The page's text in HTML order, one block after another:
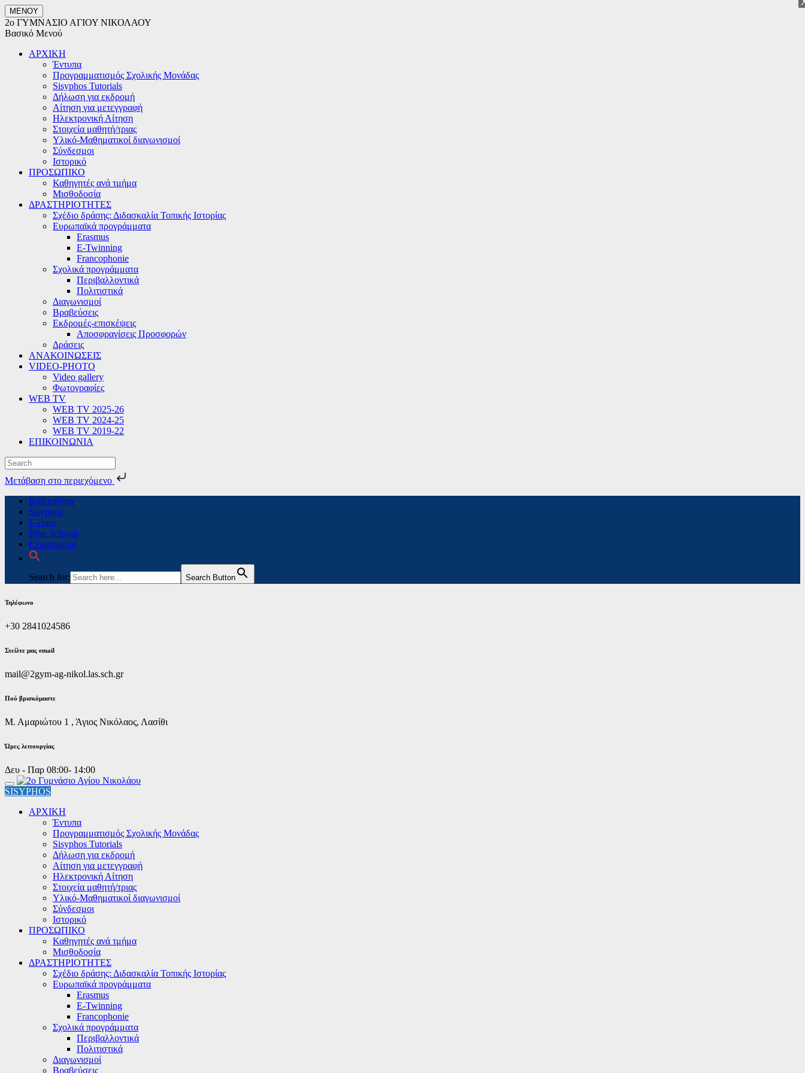
ΜΕΝΟΥ
2ο ΓΥΜΝΑΣΙΟ ΑΓΙΟΥ ΝΙΚΟΛΑΟΥ
Βασικό Μενού
ΑΡΧΙΚΗ
Έντυπα
Προγραμματισμός Σχολικής Μονάδας
Sisyphos Tutorials
Δήλωση για εκδρομή
Αίτηση για μετεγγραφή
Ηλεκτρονική Αίτηση
Στοιχεία μαθητή/τριας
Υλικό-Μαθηματικοί διαγωνισμοί
Σύνδεσμοι
Ιστορικό
ΠΡΟΣΩΠΙΚΟ
Καθηγητές ανά τμήμα
Μισθοδοσία
ΔΡΑΣΤΗΡΙΟΤΗΤΕΣ
Σχέδιο δράσης: Διδασκαλία Τοπικής Ιστορίας
Ευρωπαϊκά προγράμματα
Erasmus
E-Twinning
Francophonie
Σχολικά προγράμματα
Περιβαλλοντικά
Πολιτιστικά
Διαγωνισμοί
Βραβεύσεις
Εκδρομές-επισκέψεις
Αποσφραγίσεις Προσφορών
Δράσεις
ΑΝΑΚΟΙΝΩΣΕΙΣ
VIDEO-PHOTO
Video gallery
Φωτογραφίες
WEB TV
WEB TV 2025-26
WEB TV 2024-25
WEB TV 2019-22
ΕΠΙΚΟΙΝΩΝΙΑ
Μετάβαση στο περιεχόμενο
Skip
content
Βιβλιοθήκη
Sisyphos
E-class
Blue Schools
Επικοινωνία
Search for: Search Button
Τηλέφωνο
+30 2841024586
Στείλτε μας email
mail@2gym-ag-nikol.las.sch.gr
Πoύ βρισκόμαστε
Μ. Αμαριώτου 1 , Άγιος Νικόλαος, Λασίθι
Ώρες λειτουργίας
Δευ - Παρ 08:00- 14:00
SISYPHOS
ΑΡΧΙΚΗ
Έντυπα
Προγραμματισμός Σχολικής Μονάδας
Sisyphos Tutorials
Δήλωση για εκδρομή
Αίτηση για μετεγγραφή
Ηλεκτρονική Αίτηση
Στοιχεία μαθητή/τριας
Υλικό-Μαθηματικοί διαγωνισμοί
Σύνδεσμοι
Ιστορικό
ΠΡΟΣΩΠΙΚΟ
Καθηγητές ανά τμήμα
Μισθοδοσία
ΔΡΑΣΤΗΡΙΟΤΗΤΕΣ
Σχέδιο δράσης: Διδασκαλία Τοπικής Ιστορίας
Ευρωπαϊκά προγράμματα
Erasmus
E-Twinning
Francophonie
Σχολικά προγράμματα
Περιβαλλοντικά
Πολιτιστικά
Διαγωνισμοί
Βραβεύσεις